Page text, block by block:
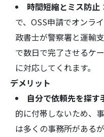
時間短縮とミス防止
で、OSS申請でオンラ
政書士が警察署と運輸
で数日で完了させるケ
に対応してくれます。
デメリット
自分で依頼先を探す
的に付帯しないため、
は多くの事務所がある